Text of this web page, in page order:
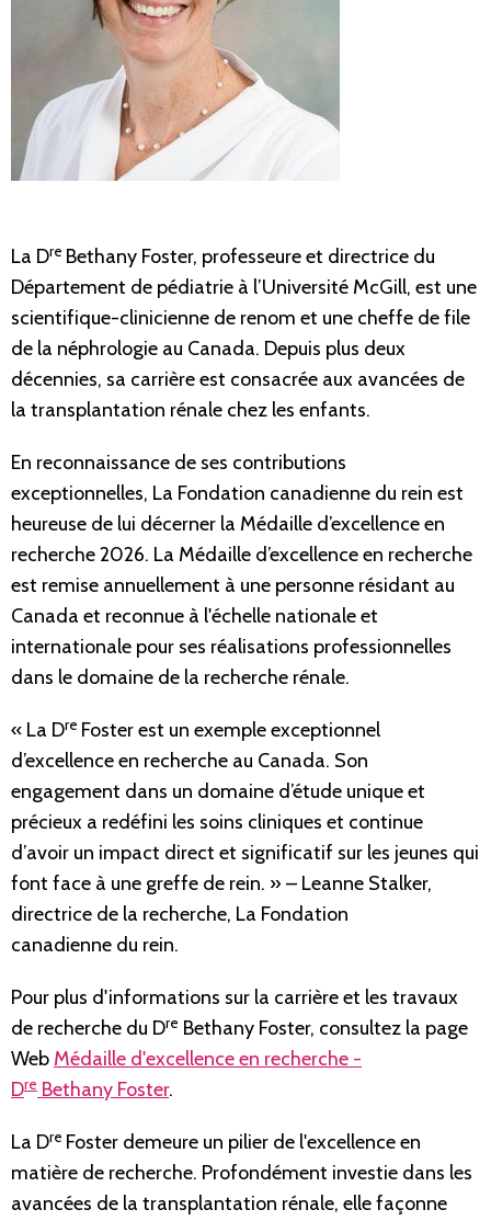
La Dre Bethany Foster, professeure et directrice du
Département de pédiatrie à l’Université McGill, est une
scientifique-clinicienne de renom et une cheffe de file
de la néphrologie au Canada. Depuis plus deux
décennies, sa carrière est consacrée aux avancées de
la transplantation rénale chez les enfants.
En reconnaissance de ses contributions
exceptionnelles, La Fondation canadienne du rein est
heureuse de lui décerner la Médaille d’excellence en
recherche 2026. La Médaille d’excellence en recherche
est remise annuellement à une personne résidant au
Canada et reconnue à l'échelle nationale et
internationale pour ses réalisations professionnelles
dans le domaine de la recherche rénale.
« La Dre Foster est un exemple exceptionnel
d’excellence en recherche au Canada. Son
engagement dans un domaine d’étude unique et
précieux a redéfini les soins cliniques et continue
d’avoir un impact direct et significatif sur les jeunes qui
font face à une greffe de rein. » – Leanne Stalker,
directrice de la recherche, La Fondation
canadienne du rein.
Pour plus d'informations sur la carrière et les travaux
de recherche du Dre Bethany Foster, consultez la page
Web Médaille d'excellence en recherche -
Dre Bethany Foster.
La Dre Foster demeure un pilier de l'excellence en
matière de recherche. Profondément investie dans les
avancées de la transplantation rénale, elle façonne